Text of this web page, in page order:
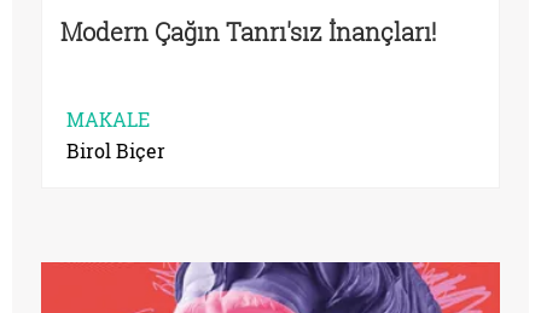
Modern Çağın Tanrı'sız İnançları!
MAKALE
Birol Biçer